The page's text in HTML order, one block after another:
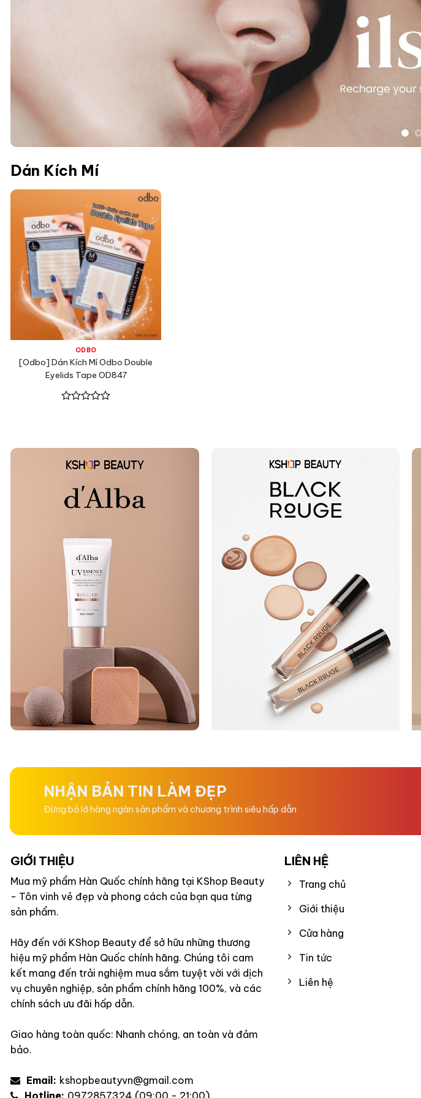
Dán Kích Mí
ODBO
[Odbo] Dán Kích Mí Odbo Double
Eyelids Tape OD847
5
sao
NHẬN BẢN TIN LÀM ĐẸP
Đừng bỏ lỡ hàng ngàn sản phẩm và chương trình siêu hấp dẫn
GIỚI THIỆU
Mua mỹ phẩm Hàn Quốc chính hãng tại KShop Beauty
- Tôn vinh vẻ đẹp và phong cách của bạn qua từng
sản phẩm.
Hãy đến với KShop Beauty để sở hữu những thương
hiệu mỹ phẩm Hàn Quốc chính hãng. Chúng tôi cam
kết mang đến trải nghiệm mua sắm tuyệt vời với dịch
vụ chuyên nghiệp, sản phẩm chính hãng 100%, và các
chính sách ưu đãi hấp dẫn.
Giao hàng toàn quốc: Nhanh chóng, an toàn và đảm
bảo.
Email: kshopbeautyvn@gmail.com
LIÊN HỆ
Trang chủ
Giới thiệu
Cửa hàng
Tin tức
Liên hệ